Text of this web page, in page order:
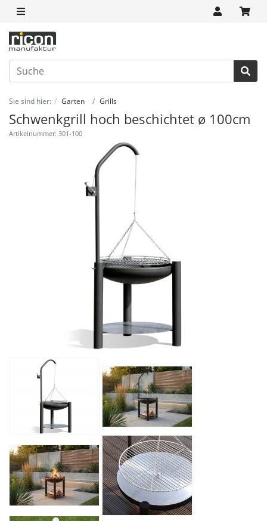
Sie sind hier: Garten Grills
Schwenkgrill hoch beschichtet ø 100cm
Artikelnummer: 301-100